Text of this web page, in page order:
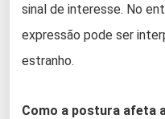
sinal de interesse. No
expressão pode ser
estranho.
Como a postura afeta